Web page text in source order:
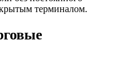
терминалом.